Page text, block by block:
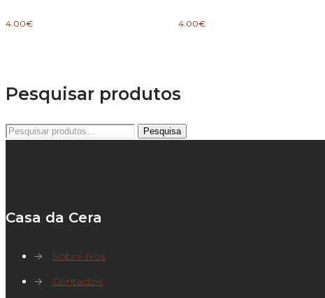
4.00€ 4.00€
Pesquisar produtos
Pesquisar
Pesquisa
Casa da Cera
→
Sobre Nós
→
Contactos